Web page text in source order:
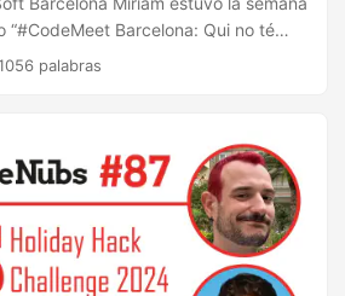
“#CodeMeet Barcelona: Qui no té
y nos cuenta su experiencia.
el título era “Qui no té tecnologia,
a decir algo como “Quien no tiene
(se está perdiendo algo)”. Y el
palabras